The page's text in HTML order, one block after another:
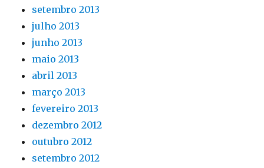
setembro 2013
julho 2013
junho 2013
maio 2013
abril 2013
março 2013
fevereiro 2013
dezembro 2012
outubro 2012
setembro 2012